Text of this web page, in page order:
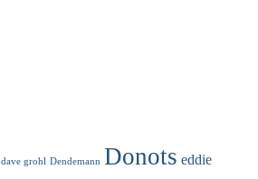
dave grohl Dendemann Donots eddie